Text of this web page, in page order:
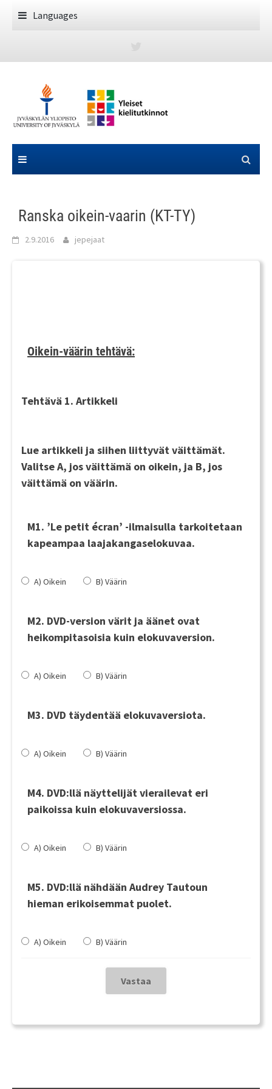
Languages
Ranska oikein-vaarin (KT-TY)
2.9.2016 jepejaat
Oikein-väärin tehtävä:
Tehtävä 1. Artikkeli
Lue artikkeli ja siihen liittyvät väittämät.
ValitseA, jos väittämä on oikein, ja B, jos
väittämä on väärin.
M1. ’Le petit écran’ -ilmaisulla tarkoitetaan
kapeampaa laajakangaselokuvaa.
A) Oikein B) Väärin
M2. DVD-version värit ja äänet ovat
heikompitasoisia kuin elokuvaversion.
A) Oikein B) Väärin
M3. DVD täydentää elokuvaversiota.
A) Oikein B) Väärin
M4. DVD:llä näyttelijät vierailevat eri
paikoissa kuin elokuvaversiossa.
A) Oikein B) Väärin
M5. DVD:llä nähdään Audrey Tautoun
hieman erikoisemmat puolet.
A) Oikein B) Väärin